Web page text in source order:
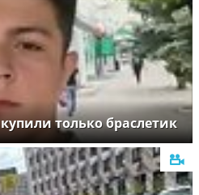
только браслетик